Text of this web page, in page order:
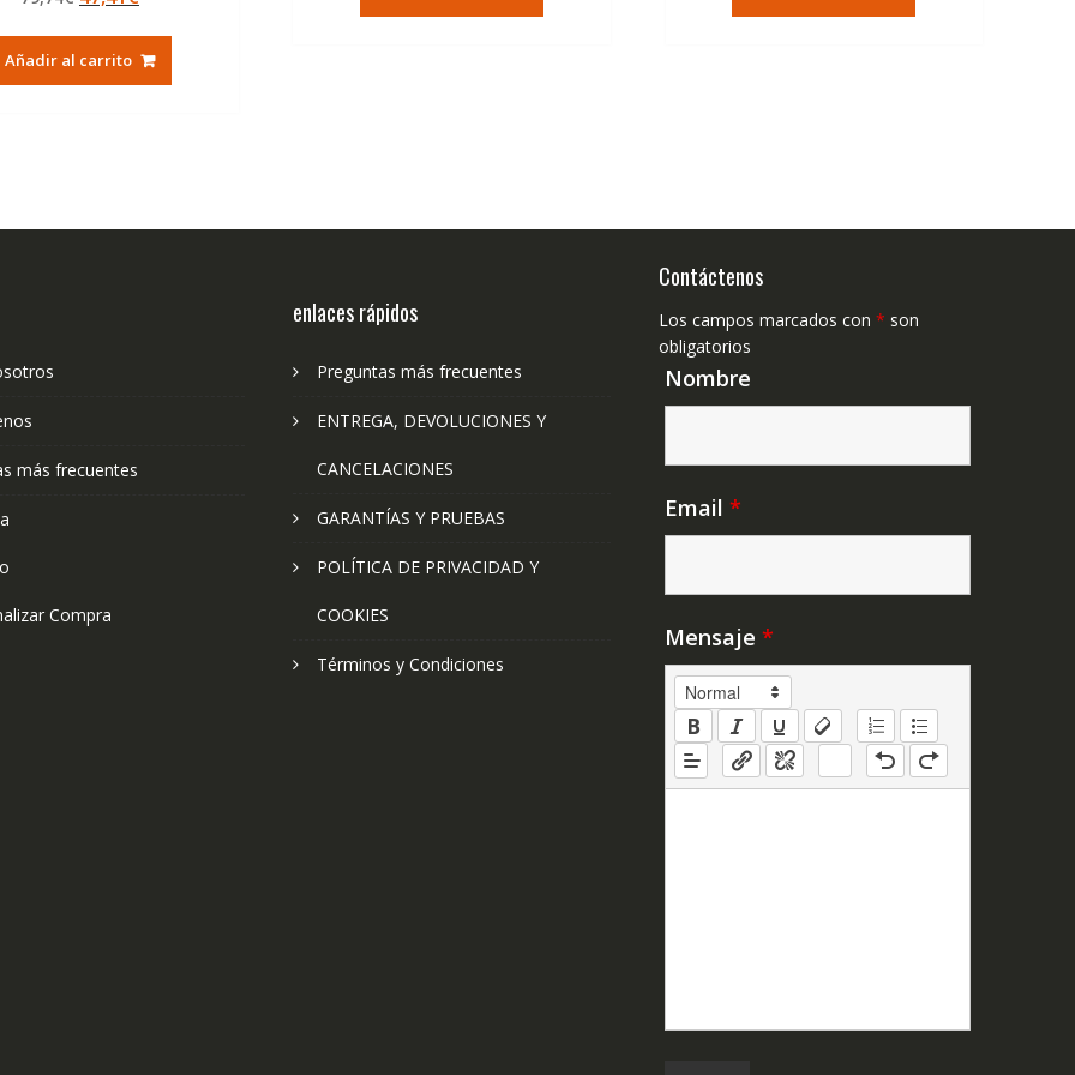
de 5
original
era:
actual
es:
Añadir al carrito
era:
es:
era:
es:
más frecuentes
Compra
enlaces rápidos
Preguntas más frecuentes
ENTREGA, DEVOLUCIONES Y
CANCELACIONES
GARANTÍAS Y PRUEBAS
POLÍTICA DE PRIVACIDAD Y
COOKIES
Términos y Condiciones
Contáctenos
Los campos marcados con * son
obligatorios
Nombre
Email *
Mensaje *